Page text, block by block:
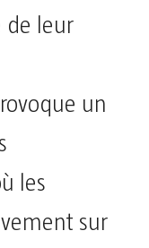
de leur
un
les
sur